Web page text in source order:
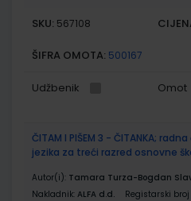
SKU: 567108
ŠIFRA OMOTA: 500167
Udžbenik Omot
ČITAM I PIŠEM 3 - ČITANKA;
jezika za treći razred osnovne
Autor(i): Tamara Turza-Bogdan
Nakladnik: ALFA d.d. Registarski